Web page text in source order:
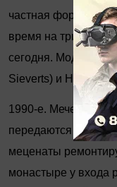
частная форма
время на тридцать
сегодня.
Sieverts) и Николай
1990-е. Мечети,
передаются
меценаты
монастыре у входа